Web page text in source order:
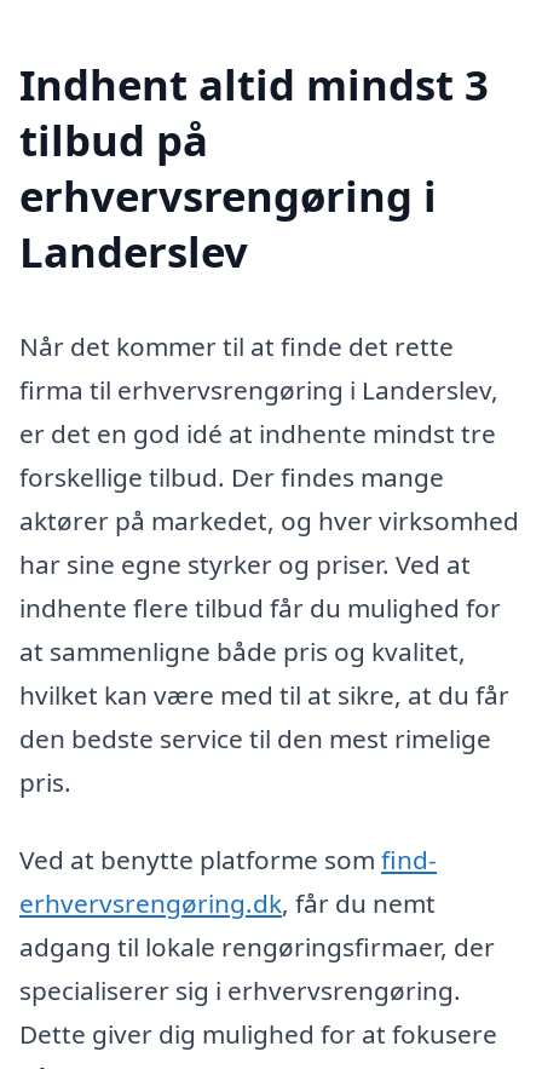
Indhent altid mindst 3
tilbud på
erhvervsrengøring i
Landerslev
Når det kommer til at finde det rette
firma til erhvervsrengøring i Landerslev,
er det en god idé at indhente mindst tre
forskellige tilbud. Der findes mange
aktører på markedet, og hver virksomhed
har sine egne styrker og priser. Ved at
indhente flere tilbud får du mulighed for
at sammenligne både pris og kvalitet,
hvilket kan være med til at sikre, at du får
den bedste service til den mest rimelige
pris.
Ved at benytte platforme som find-
erhvervsrengøring.dk, får du nemt
adgang til lokale rengøringsfirmaer, der
specialiserer sig i erhvervsrengøring.
Dette giver dig mulighed for at fokusere